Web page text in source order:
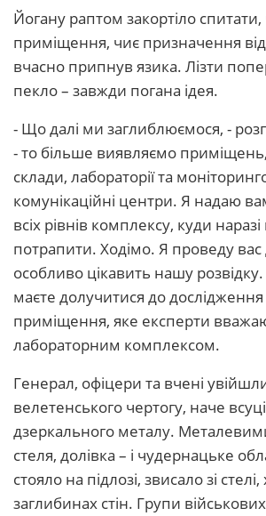
Йогану раптом закортіло спитати,
приміщення, чиє призначення
вчасно припнув язика. Лізти
пекло – завжди погана ідея.
- Що далі ми заглиблюємося, -
- то більше виявляємо
склади, лабораторії та
комунікаційні центри. Я надаю
всіх рівнів комплексу, куди
потрапити. Ходімо. Я проведу вас
особливо цікавить нашу
маєте долучитися до дослідження
приміщення, яке експерти
лабораторним комплексом.
Генерал, офіцери та вчені
велетенського чертогу, наче
дзеркального металу.
стеля, долівка – і чудернацьке
стояло на підлозі, звисало зі
заглибинах стін. Групи